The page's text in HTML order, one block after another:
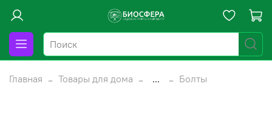
Главная Товары для дома ... Болты